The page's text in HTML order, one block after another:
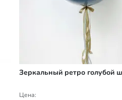
Зеркальный ретро голубой
Цена: